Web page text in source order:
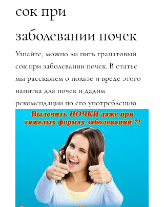
сок при
заболевании почек
Узнайте, можно ли пить гранатовый
сок при заболевании почек. В статье
мы расскажем о пользе и вреде этого
напитка для почек и дадим
рекомендации по его употреблению.